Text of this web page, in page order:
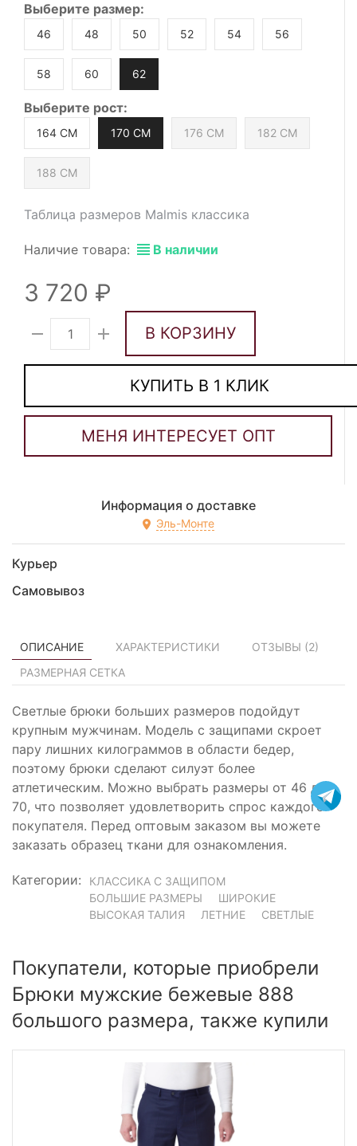
Выберите размер:
46 48 50 52 54 56
58 60 62
Выберите рост:
164 СМ 170 СМ 176 СМ 182 СМ
188 СМ
Таблица размеров Malmis классика
Наличие товара: В наличии
3 720
В КОРЗИНУ
КУПИТЬ В 1 КЛИК
Информация о доставке
Эль-Монте
Курьер
Самовывоз
ОПИСАНИЕ ХАРАКТЕРИСТИКИ ОТЗЫВЫ (2)
РАЗМЕРНАЯ СЕТКА
Светлые брюки больших размеров подойдут
крупным мужчинам. Модель с защипами скроет
пару лишних килограммов в области бедер,
поэтому брюки сделают силуэт более
атлетическим. Можно выбрать размеры от 46 до
70, что позволяет удовлетворить спрос каждого
покупателя. Перед оптовым заказом вы можете
заказать образец ткани для ознакомления.
Категории:
КЛАССИКА С ЗАЩИПОМ
БОЛЬШИЕ РАЗМЕРЫ
ШИРОКИЕ
ВЫСОКАЯ ТАЛИЯ
ЛЕТНИЕ СВЕТЛЫЕ
Покупатели, которые приобрели
Брюки мужские бежевые 888
большого размера, также купили